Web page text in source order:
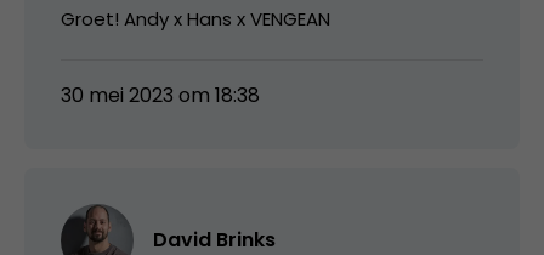
Groet! Andy x Hans x VENGEAN
30 mei 2023 om 18:38
David Brinks